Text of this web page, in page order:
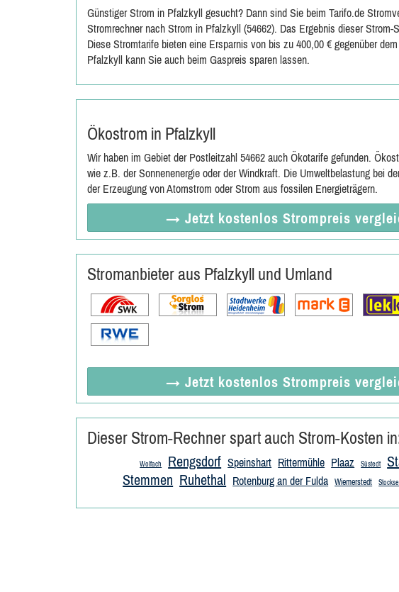
Günstiger Strom in Pfalzkyll gesucht? Dann sind Sie beim Tarifo.de
Stromrechner nach Strom in Pfalzkyll (54662). Das Ergebnis dieser
Diese Stromtarife bieten eine Ersparnis von bis zu 400,00 € gegenüber
Pfalzkyll kann Sie auch beim Gaspreis sparen lassen.
Ökostrom in Pfalzkyll
Wir haben im Gebiet der Postleitzahl 54662 auch Ökotarife gefunden.
wie z.B. der Sonnenenergie oder der Windkraft. Die Umweltbelastung bei
der Erzeugung von Atomstrom oder Strom aus fossilen Energieträgern.
→ Jetzt kostenlos Strompreis
Stromanbieter aus Pfalzkyll und Umland
→ Jetzt kostenlos Strompreis
Dieser Strom-Rechner spart auch Strom-Kosten
Wolfach Rengsdorf Speinshart Rittermühle Plaaz Süstedt
Stemmen Ruhethal Rotenburg an der Fulda Wiemerstedt